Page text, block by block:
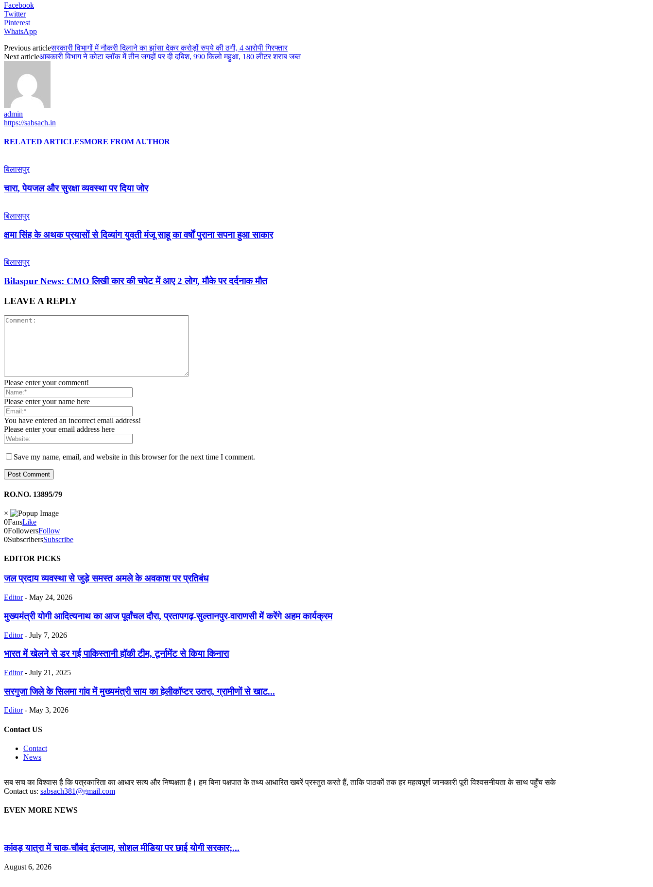
Facebook
Twitter
Pinterest
WhatsApp
Previous articleसरकारी विभागों में नौकरी दिलाने का झांसा देकर करोड़ों रुपये की ठगी, 4 आरोपी गिरफ्तार
Next articleआबकारी विभाग ने कोटा ब्लॉक में तीन जगहों पर दी दबिश, 990 किलो महुआ, 180 लीटर शराब जब्त
admin
https://sabsach.in
RELATED ARTICLESMORE FROM AUTHOR
बिलासपुर
चारा, पेयजल और सुरक्षा व्यवस्था पर दिया जोर
बिलासपुर
क्षमा सिंह के अथक प्रयासों से दिव्यांग युवती मंजू साहू का वर्षों पुराना सपना हुआ साकार
बिलासपुर
Bilaspur News: CMO लिखी कार की चपेट में आए 2 लोग, मौके पर दर्दनाक मौत
LEAVE A REPLY
Please enter your comment!
Please enter your name here
You have entered an incorrect email address!
Please enter your email address here
Save my name, email, and website in this browser for the next time I comment.
RO.NO. 13895/79
×
0FansLike
0FollowersFollow
0SubscribersSubscribe
EDITOR PICKS
जल प्रदाय व्यवस्था से जुड़े समस्त अमले के अवकाश पर प्रतिबंध
Editor - May 24, 2026
मुख्यमंत्री योगी आदित्यनाथ का आज पूर्वांचल दौरा, प्रतापगढ़-सुल्तानपुर-वाराणसी में करेंगे अहम कार्यक्रम
Editor - July 7, 2026
भारत में खेलने से डर गई पाकिस्तानी हॉकी टीम, टूर्नामेंट से किया किनारा
Editor - July 21, 2025
सरगुजा जिले के सिलमा गांव में मुख्यमंत्री साय का हेलीकॉप्टर उतरा, ग्रामीणों से खाट...
Editor - May 3, 2026
Contact US
Contact
News
सब सच का विश्वास है कि पत्रकारिता का आधार सत्य और निष्पक्षता है। हम बिना पक्षपात के तथ्य आधारित खबरें प्रस्तुत करते हैं, ताकि पाठकों तक हर महत्वपूर्ण जानकारी पूरी विश्वसनीयता के साथ पहुँच सके
Contact us: sabsach381@gmail.com
EVEN MORE NEWS
कांवड़ यात्रा में चाक-चौबंद इंतजाम, सोशल मीडिया पर छाई योगी सरकार;...
August 6, 2026